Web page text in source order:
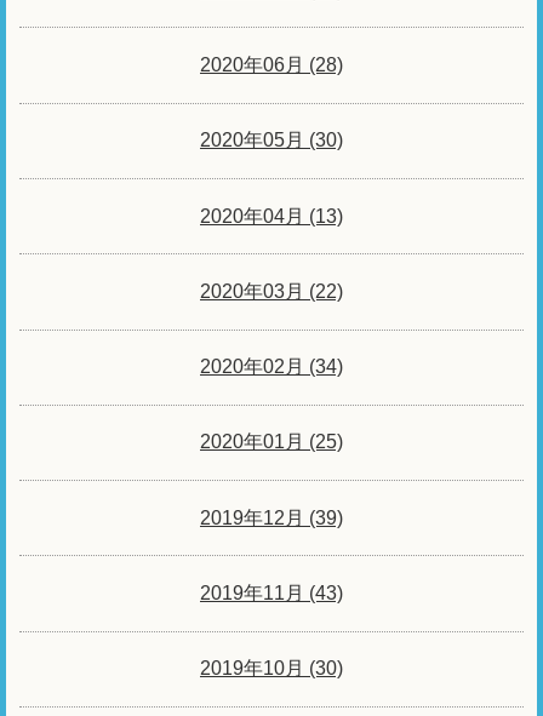
2020年06月 (28)
2020年05月 (30)
2020年04月 (13)
2020年03月 (22)
2020年02月 (34)
2020年01月 (25)
2019年12月 (39)
2019年11月 (43)
2019年10月 (30)